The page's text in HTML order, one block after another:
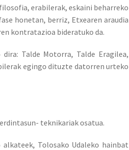
erabilerak, eskaini beharreko
honetan, berriz, Etxearen araudia
kontratazioa bideratuko da.
Talde Motorra, Talde Eragilea,
egingo dituzte datorren urteko
teknikariak osatua.
Tolosako Udaleko hainbat